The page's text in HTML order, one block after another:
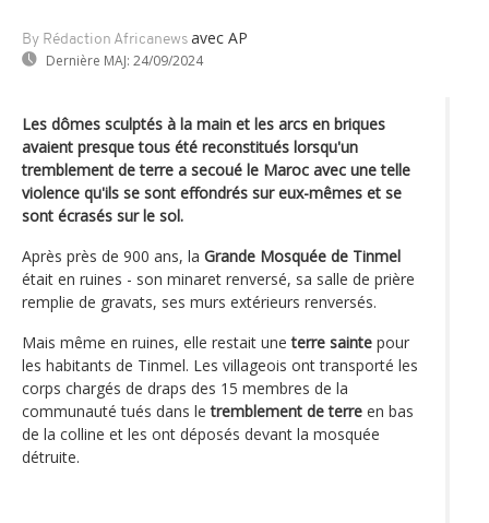
By Rédaction Africanews avec AP
Dernière MAJ: 24/09/2024
Les dômes sculptés à la main et les arcs en briques
avaient presque tous été reconstitués lorsqu'un
tremblement de terre a secoué le Maroc avec une telle
violence qu'ils se sont effondrés sur eux-mêmes et se
sont écrasés sur le sol.
Après près de 900 ans, la Grande Mosquée de Tinmel
était en ruines - son minaret renversé, sa salle de prière
remplie de gravats, ses murs extérieurs renversés.
Mais même en ruines, elle restait uneterre sainte pour
les habitants de Tinmel. Les villageois ont transporté les
corps chargés de draps des 15 membres de la
communauté tués dans letremblement de terre en bas
de la colline et les ont déposés devant la mosquée
détruite.